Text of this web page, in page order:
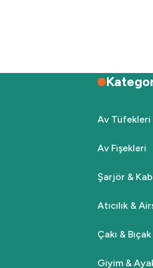
Av Tüfekleri
Av Fişekleri
Şarjör &
Atıcılık &
Çakı & Bıçak
Giyim &